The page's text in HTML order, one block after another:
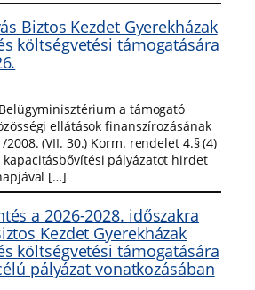
Biztos Kezdet Gyerekházak
költségvetési támogatására
a támogató
ellátások finanszírozásának
(VII. 30.) Korm. rendelet 4.§ (4)
kapacitásbővítési pályázatot hirdet
[…]
a 2026-2028. időszakra
Kezdet Gyerekházak
költségvetési támogatására
pályázat vonatkozásában